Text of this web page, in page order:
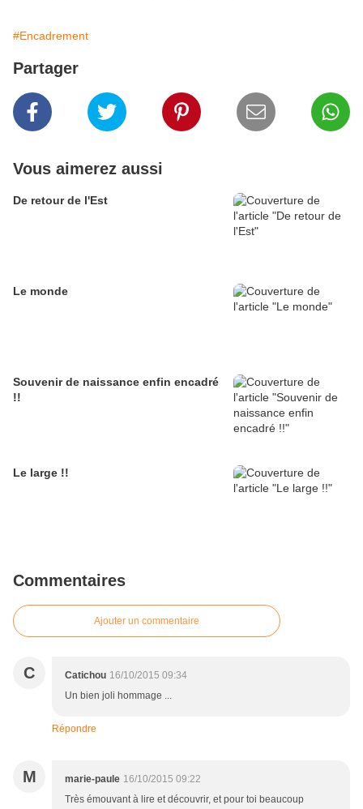
#Encadrement
Partager
Vous aimerez aussi
De retour de l'Est
Le monde
Souvenir de naissance enfin encadré
!!
Le large !!
Commentaires
Ajouter un commentaire
C Catichou 16/10/2015 09:34
Un bien joli hommage ...
Répondre
M marie-paule 16/10/2015 09:22
Très émouvant à lire et découvrir, et pour toi beaucoup